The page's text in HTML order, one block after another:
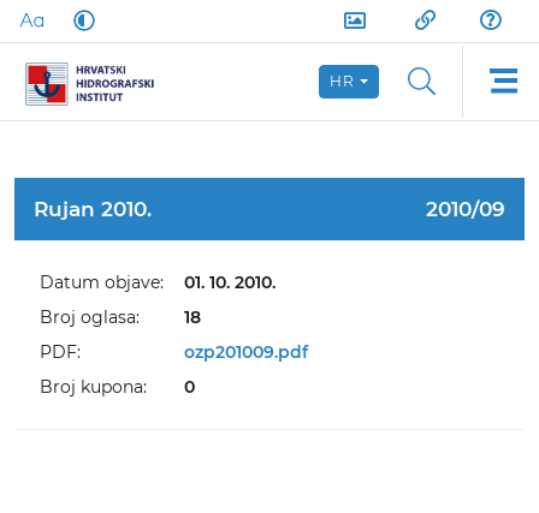
HR
Rujan 2010. 2010/09
Datum objave:
01. 10. 2010.
Broj oglasa:
18
PDF:
ozp201009.pdf
Broj kupona:
0